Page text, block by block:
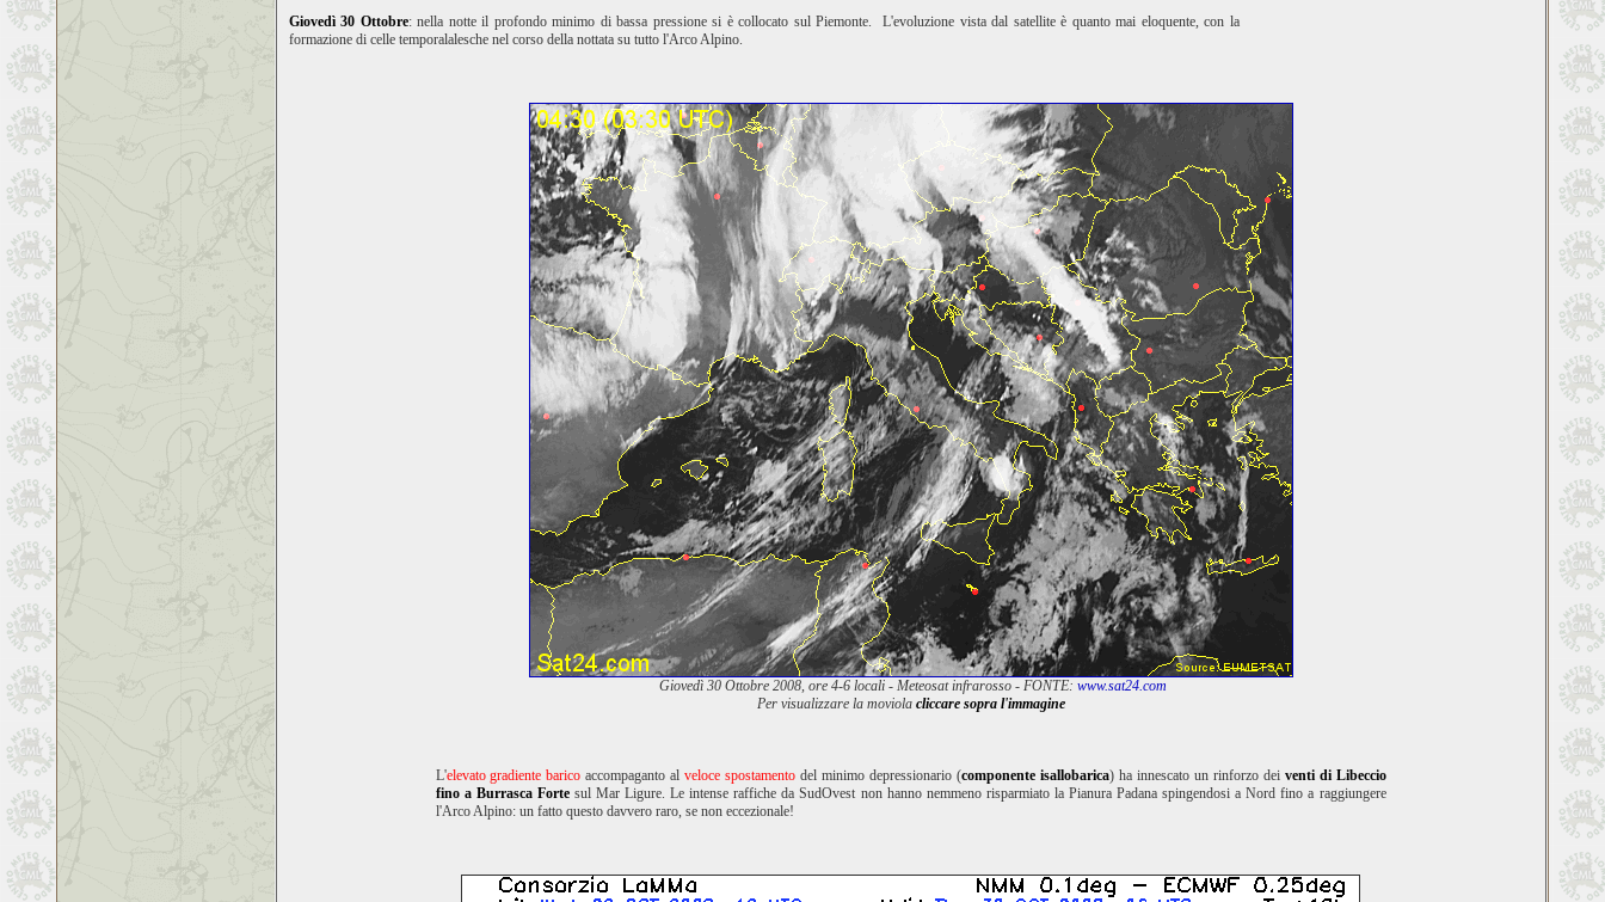
Giovedì 30 Ottobre: nella notte il profondo minimo di bassa pressione si è collocato sul Piemonte. L'evoluzione vista dal satellite è quanto mai eloquente, con la
formazione di celle temporalalesche nel corso della nottata su tutto l'Arco Alpino.
Giovedì 30 Ottobre 2008, ore 4-6 locali - Meteosat infrarosso - FONTE: www.sat24.com
Per visualizzare la moviola cliccare sopra l'immagine
L'elevato gradiente barico accompaganto alveloce spostamento del minimo depressionario (componente isallobarica) ha innescato un rinforzo dei venti di Libeccio
fino a Burrasca Forte sul Mar Ligure. Le intense raffiche da SudOvest non hanno nemmeno risparmiato la Pianura Padana spingendosi a Nord fino a raggiungere
l'Arco Alpino: un fatto questo davvero raro, se non eccezionale!